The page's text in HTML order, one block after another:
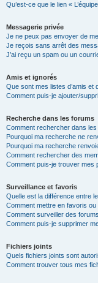
Qu’est-ce que le lien «
Messagerie privée
Je ne peux pas envoyer de
Je reçois sans arrêt des
J’ai reçu un spam ou un
Amis et ignorés
Que sont mes listes d’amis et
Comment puis-je ajouter/
Recherche dans les forums
Comment rechercher dans
Pourquoi ma recherche ne
Pourquoi ma recherche
Comment rechercher des
Comment puis-je trouver mes
Surveillance et favoris
Quelle est la différence entre
Comment mettre en favoris
Comment surveiller des
Comment puis-je supprimer
Fichiers joints
Quels fichiers joints sont
Comment trouver tous mes